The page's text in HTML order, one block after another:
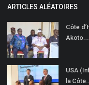
ARTICLES ALÉATOIRES
Côte
Akoto...
USA
la Côte...